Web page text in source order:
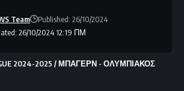
26/10/2024 12:19 ΠΜ
Team Published: 26/10/2024
2024-2025 / ΜΠΑΓΕΡΝ - ΟΛΥΜΠΙΑΚΟΣ